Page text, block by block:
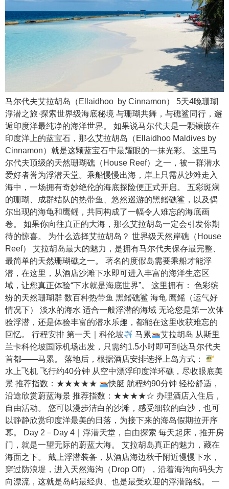
马尔代夫艾拉胡岛（Ellaidhoo by Cinnamon） 5天4晚珊瑚
浮潜之旅·探索世界级海底秘境 与珊瑚共舞，与礁鲨同行，邂
逅印度洋最纯净的海洋世界。 如果说马尔代夫是一颗镶嵌在
印度洋上的蓝宝石，那么艾拉胡岛（Ellaidhoo Maldives by
Cinnamon）就是这颗蓝宝石中最耀眼的一抹光彩。 这里马
尔代夫顶级的天然珊瑚礁（House Reef）之一，被一群潜水
爱好者誉为浮潜天堂。乘船慢慢出海，岸上只需从沙滩走入
海中，一场拥有奇妙绝伦的海底探险便正式开启。 五彩斑斓
的珊瑚、成群结队的热带鱼、悠然巡游的黑鳍礁鲨，以及偶
尔出现的海龟和鹰鳐，共同构成了一幅令人难忘的海底画
卷。 如果你向往真正的大海，那么艾拉胡岛一定会引发你期
待的惊喜。 为什么选择艾拉胡岛？ 世界级天然岸礁（House
Reef） 艾拉胡岛最大的魅力，是拥有马尔代夫保存最完整、
最简单的天然珊瑚礁之一。 著名的度假岛需要乘船才能浮
潜，在这里，从酒店沙滩下水即可进入丰富的海洋生态区
域，让您真正体验“下水就是海底世界”。 这里拥有： 色彩缤
纷的天然珊瑚群 数百种热带鱼 黑鳍礁鲨 海龟 鹰鳐（运气好
情况下） 淡水的海水 适合一般浮潜的海域 无论您是第一次体
验浮潜，还是体验丰富的潜水乐趣，都能在这里收获难忘的
回忆。 行程安排 第一天｜科伦坡
马累
艾拉胡岛 从斯里
兰卡科伦坡国际机场出发，只需约1.5小时即可到达马尔代夫
首都——马累。 落地后，根据酒店安排选择上岛方式：
水上飞机 飞行约40分钟 从空中漂浮印度洋环礁，尽收眼底美
景 推荐指数：★★★★★
快艇 航程约90分钟 轻松舒适，
沿途欣赏蔚蓝海景 推荐指数：★★★★☆ 办理酒店入住后，
自由活动。 您可以漫步洁白的沙滩，感受细软的白沙，也可
以静静欣赏印度洋最美的日落，为接下来的海岛假期拉开序
幕。 Day 2－Day 4｜浮潜天堂，自由探索 每天起床，推开房
门，就是一望无际的蔚蓝大海。 艾拉胡岛真正的魅力，藏在
海面之下。 戴上浮潜装备，从酒店海边秋千附近慢慢下水，
穿过防浪堤，进入天然海沟（Drop Off），沿着海沟向码头方
向漂流，这就是岛屿最经典、也是最受欢迎的浮潜路线。 一